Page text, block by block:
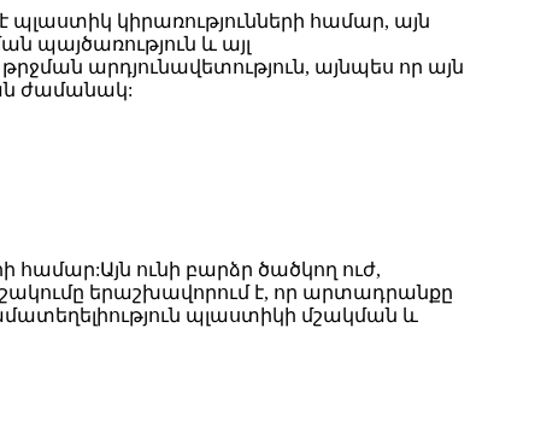
կիրառությունների համար, այն
պայծառություն և այլ
արդյունավետություն, այնպես որ այն
ժամանակ:
ունի բարձր ծածկող ուժ,
երաշխավորում է, որ արտադրանքը
պլաստիկի մշակման և